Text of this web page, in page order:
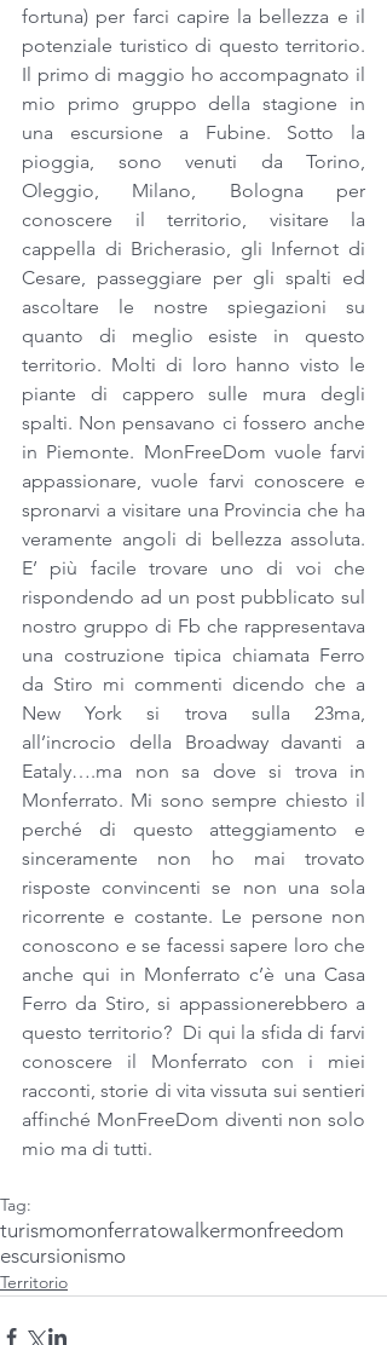
fortuna) per farci capire la bellezza e il
potenziale turistico di questo territorio.
Il primo di maggio ho accompagnato il
mio primo gruppo della stagione in
una escursione a Fubine. Sotto la
pioggia, sono venuti da Torino,
Oleggio, Milano, Bologna per
conoscere il territorio, visitare la
cappella di Bricherasio, gli Infernot di
Cesare, passeggiare per gli spalti ed
ascoltare le nostre spiegazioni su
quanto di meglio esiste in questo
territorio. Molti di loro hanno visto le
piante di cappero sulle mura degli
spalti. Non pensavano ci fossero anche
in Piemonte. MonFreeDom vuole farvi
appassionare, vuole farvi conoscere e
spronarvi a visitare una Provincia che ha
veramente angoli di bellezza assoluta.
E’ più facile trovare uno di voi che
rispondendo ad un post pubblicato sul
nostro gruppo di Fb che rappresentava
una costruzione tipica chiamata Ferro
da Stiro mi commenti dicendo che a
New York si trova sulla 23ma,
all’incrocio della Broadway davanti a
Eataly….ma non sa dove si trova in
Monferrato. Mi sono sempre chiesto il
perché di questo atteggiamento e
sinceramente non ho mai trovato
risposte convincenti se non una sola
ricorrente e costante. Le persone non
conoscono e se facessi sapere loro che
anche qui in Monferrato c’è una Casa
Ferro da Stiro, si appassionerebbero a
questo territorio?  Di qui la sfida di farvi
conoscere il Monferrato con i miei
racconti, storie di vita vissuta sui sentieri
affinché MonFreeDom diventi non solo
mio ma di tutti.
Tag:
turismomonferratowalkermonfreedom
escursionismo
Territorio